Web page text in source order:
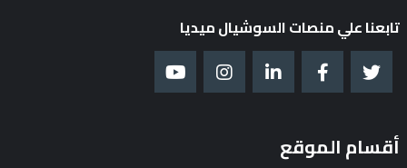
تابعنا علي منصات السوشيال ميديا
أقسام الموقع